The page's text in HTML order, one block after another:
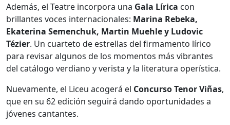
Además, el Teatre incorpora una Gala Lírica con
brillantes voces internacionales: Marina Rebeka,
Ekaterina Semenchuk, Martin Muehle y Ludovic
Tézier. Un cuarteto de estrellas del firmamento lírico
para revisar algunos de los momentos más vibrantes
del catálogo verdiano y verista y la literatura operística.
Nuevamente, el Liceu acogerá el Concurso Tenor Viñas,
que en su 62 edición seguirá dando oportunidades a
jóvenes cantantes.